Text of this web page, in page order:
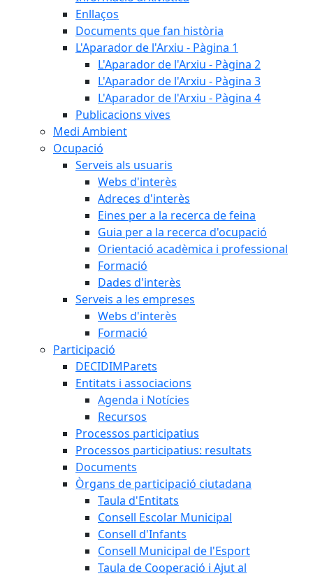
Enllaços
Documents que fan història
L'Aparador de l'Arxiu - Pàgina 1
L'Aparador de l'Arxiu - Pàgina 2
L'Aparador de l'Arxiu - Pàgina 3
L'Aparador de l'Arxiu - Pàgina 4
Publicacions vives
Medi Ambient
Ocupació
Serveis als usuaris
Webs d'interès
Adreces d'interès
Eines per a la recerca de feina
Guia per a la recerca d'ocupació
Orientació acadèmica i professional
Formació
Dades d'interès
Serveis a les empreses
Webs d'interès
Formació
Participació
DECIDIMParets
Entitats i associacions
Agenda i Notícies
Recursos
Processos participatius
Processos participatius: resultats
Documents
Òrgans de participació ciutadana
Taula d'Entitats
Consell Escolar Municipal
Consell d'Infants
Consell Municipal de l'Esport
Taula de Cooperació i Ajut al